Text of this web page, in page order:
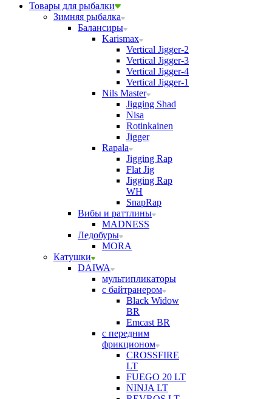
Товары для рыбалки
Зимняя рыбалка
Балансиры
Karismax
Vertical Jigger-2
Vertical Jigger-3
Vertical Jigger-4
Vertical Jigger-1
Nils Master
Jigging Shad
Nisa
Rotinkainen
Jigger
Rapala
Jigging Rap
Flat Jig
Jigging Rap
WH
SnapRap
Вибы и раттлины
MADNESS
Ледобуры
MORA
Катушки
DAIWA
мультипликаторы
с байтранером
Black Widow
BR
Emcast BR
с передним
фрикционом
CROSSFIRE
LT
FUEGO 20 LT
NINJA LT